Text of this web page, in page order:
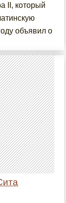
II, который
объявил о